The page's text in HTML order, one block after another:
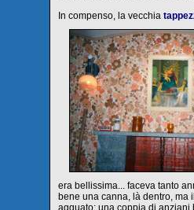
In compenso, la vecchia
era bellissima... faceva tanto
bene una canna, là dentro, ma
agguato: una coppia di anziani